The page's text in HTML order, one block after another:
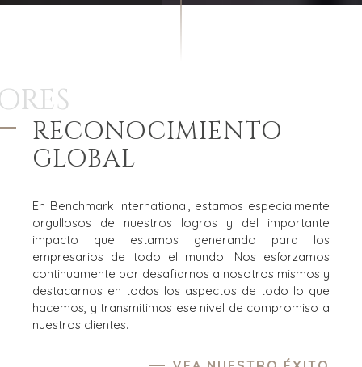
RECONOCIMIENTO
GLOBAL
En Benchmark International, estamos especialmente
orgullosos de nuestros logros y del importante
impacto que estamos generando para los
empresarios de todo el mundo. Nos esforzamos
continuamente por desafiarnos a nosotros mismos y
destacarnos en todos los aspectos de todo lo que
hacemos, y transmitimos ese nivel de compromiso a
nuestros clientes.